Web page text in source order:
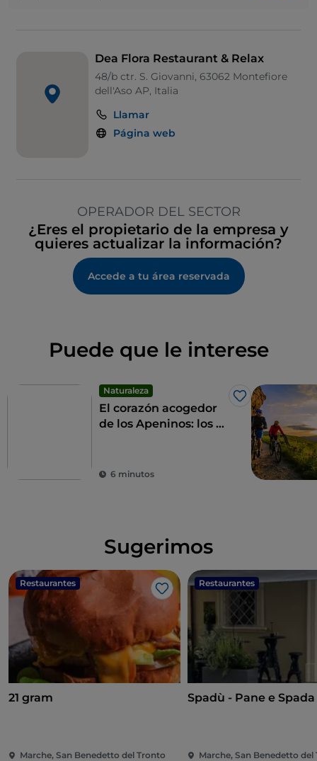
Dea Flora Restaurant & Relax
48/b ctr. S. Giovanni, 63062 Montefiore
dell'Aso AP, Italia
Llamar
Página web
OPERADOR DEL SECTOR
¿Eres el propietario de la empresa y
quieres actualizar la información?
Accede a tu área reservada
Puede que le interese
Naturaleza
Me gusta
El corazón acogedor
de los Apeninos: los 9
6 minutos
Sugerimos
Restaurantes
Me gusta
21 gram
Marche, San Benedetto del Tronto
Restaurantes
Spadù - Pane e Spada
Marche, San Benedetto del